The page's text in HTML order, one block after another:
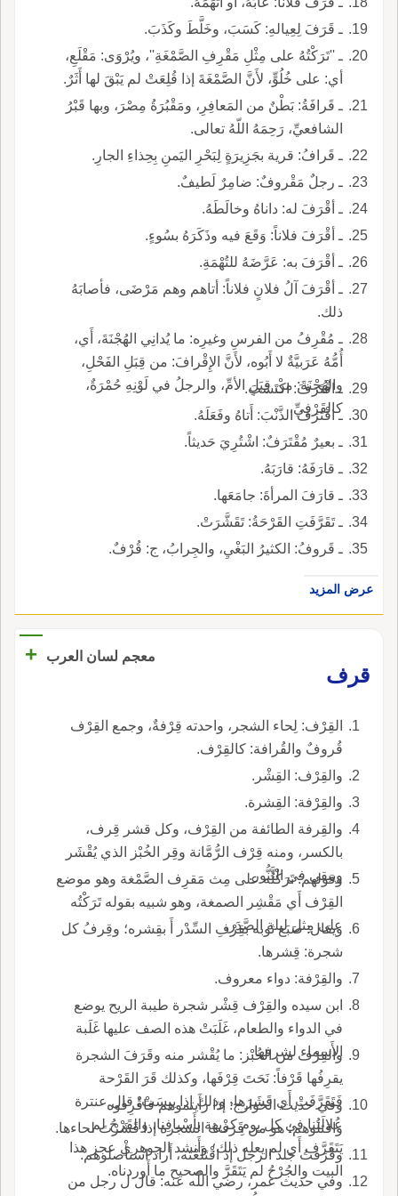
ـ قَرَفَ لِعِيالهِ: كَسَبَ، وخَلَّطَ وكَذَبَ.
ـ ''تَرَكْتُهُ على مِثْلِ مَقْرِفِ الصَّمْغَةِ''، ويُرْوَى: مَقْلَعِ،
أي: على خُلُوٍّ، لأَنَّ الصَّمْغَةَ إذا قُلِعَتْ لم يَبْقَ لها أَثَرٌ.
ـ قَرافَةُ: بَطْنٌ من المَعافِرِ، ومَقْبُرَةُ مِصْرَ، وبها قَبْرُ
الشافعيِّ، رَحِمَهُ اللّهُ تعالى.
ـ قَرافُ: قرية بجَزِيرَةٍ لِبَحْرِ اليَمنِ بِحِذاءِ الجارِ.
ـ رجلٌ مَقْروفٌ: ضامِرٌ لَطيفٌ.
ـ أقْرَفَ له: داناهُ وخالَطَهُ.
ـ أقْرَفَ فلاناً: وَقَعَ فيه وذَكَرَهُ بسُوءٍ.
ـ أقْرَفَ به: عَرَّضَهُ للتُهْمَةِ.
ـ أقْرَفَ آلُ فلانٍ فلاناً: أتاهم وهم مَرْضَى، فأصابَهُ
ذلك.
ـ مُقْرِفُ من الفرسِ وغيرِه: ما يُدانِي الهُجْنَةَ، أَي،
أُمُّهُ عَرَبيَّةٌ لا أَبُوه، لأَنَّ الإِقْرافَ: من قِبَلِ الفَحْلِ،
والهُجْنَةَ: من قِبَلِ الأمِّ، والرجلُ في لَوْنِهِ حُمْرَةٌ،
كالقَرْفِيِّ.
ـ اقْتَرَفَ: اكْتَسَبَ.
ـ اقْتَرَفَ الذَّنْبَ: أَتاهُ وفَعَلَهُ.
ـ بعيرٌ مُقْتَرَفٌ: اشْتُرِيَ حَديثاً.
ـ قارَفَهُ: قارَبَهُ.
ـ قارَفَ المرأةَ: جامَعَها.
ـ تَقَرَّفَتِ القَرْحَةُ: تَقَشَّرَتْ.
ـ قَروفُ: الكثيرُ البَغْيِ، والجِرابُ، ج: قُرْفٌ.
عرض المزيد
معجم لسان العرب
+
قرف
القِرْف: لِحاء الشجر، واحدته قِرْفةٌ، وجمع القِرْف
قُروفٌ والقُرافة: كالقِرْف.
والقِرْف: القِشْر.
والقِرْفة: القِشرة.
والقِرفة الطائفة من القِرْف، وكل قشر قِرف،
بالكسر، ومنه قِرْف الرُّمَّانة وقِر الخُبْز الذي يُقْشَر
ويبقى في التَّنُّور.
وقولهم: تَرَكْتُه على مِث مَقرِف الصَّمْغة وهو موضع
القِرْف أَي مَقْشِر الصمغة، وهو شبيه بقوله تَرَكْتُه
على مِثل ليلة الصَّدَر.
ويقال: صَبَغ ثوبه بقِرْفِ السِّدْر أَ بقِشره؛ وقِرفُ كل
شجرة: قِشرها.
والقِرْفة: دواء معروف.
ابن سيده والقِرْف قِشْر شجرة طيبة الريح يوضع
في الدواء والطعام، غَلَبَتْ هذه الصف عليها غَلَبة
الأَسماء لشرفها.
والقِرْف من الخُبْز: ما يُقْشر منه وقَرَفَ الشجرة
يقرِفُها قَرْفاً: نَحَتَ قِرْفَها، وكذلك قَرَ القَرْحة
فَتَقَرَّفَتْ أَي قَشَرَها، وذلك إذا يبِسَتْ؛ قال عنترة
عُلالَتُنا في كل يومِ كريهة بأَسْيافِنا، والقَرْحُ لم
يَتَقَرَّف أَي لم يعله ذلك؛ وأَنشد الجوهري عجز هذا
البيت والجُرْحُ لم يَتَقَرَّ والصحيح ما أَوردناه.
وفي حديث الخوارج: إذا رأَيتموهم فاقْرِفوه
واقتلوهم؛ هو من قَرَفْتُ الشجرة إذا قَشَرْتَ لحاءها.
وقَرَفتُ جلد الرجل إذ اقْتَلَعْته، أَراد استأْصلوهم.
وفي حديث عمر، رضي اللّه عنه: قال ل رجل من